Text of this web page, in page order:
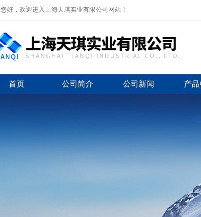
您好，欢迎进入上海天琪实业有限公司网站！
首页 公司简介 公司新闻 产